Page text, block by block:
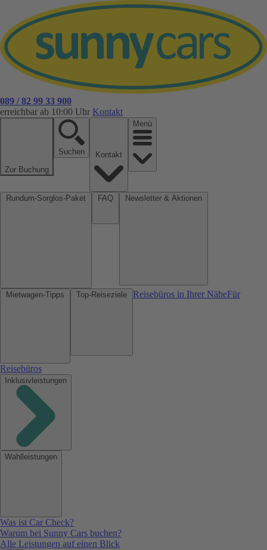
089 / 82 99 33 900
erreichbar ab 10:00 Uhr Kontakt
Zur Buchung
Suchen
Menü
Reisebüros in Ihrer NäheFür
Reisebüros
Inklusivleistungen
Wahlleistungen
Was ist Car Check?
Warum bei Sunny Cars buchen?
Alle Leistungen auf einen Blick